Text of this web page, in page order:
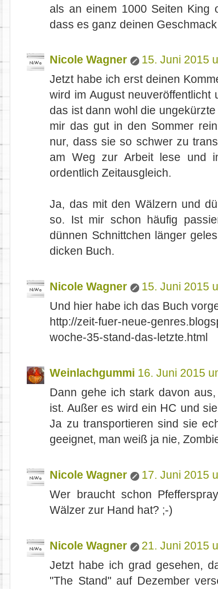
als an einem 1000 Seiten King
dass es ganz deinen
Nicole Wagner
15. Juni 2015
Jetzt habe ich erst deinen
wird im August neuveröffentlicht
das ist dann wohl die
mir das gut in den Sommer
nur, dass sie so schwer zu
am Weg zur Arbeit lese und
ordentlich Zeitausgleich.
Ja, das mit den Wälzern und
so. Ist mir schon häufig
dünnen Schnittchen länger
dicken Buch.
Nicole Wagner
15. Juni 2015
Und hier habe ich das Buch
http://zeit-fuer-neue-
woche-35-stand-das-letzte.html
Weinlachgummi 16. Juni 2015
Dann gehe ich stark davon
ist. Außer es wird ein HC und
Ja zu transportieren sind sie
geeignet, man weiß ja nie,
Nicole Wagner
17. Juni 2015
Wer braucht schon
Wälzer zur Hand hat? ;-)
Nicole Wagner
21. Juni 2015
Jetzt habe ich grad gesehen,
"The Stand" auf Dezember